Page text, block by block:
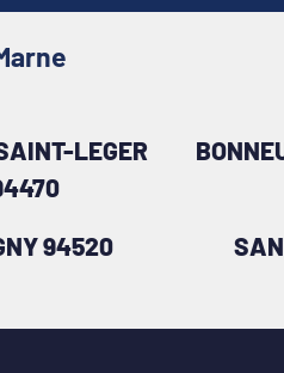
LEGER
94520